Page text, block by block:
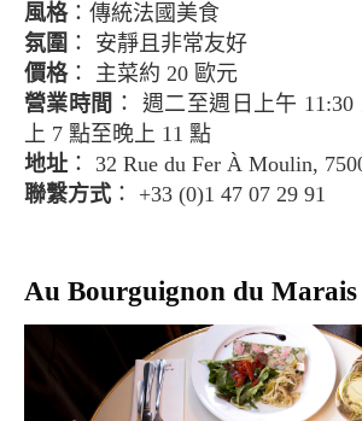
風格：傳統法國美食
氛圍 ： 安靜且非常友好
價格： 主菜約 20 歐元
營業時間 ： 週二至週日上午
上 7 點至晚上 11 點
地址 ： 32 Rue du Fer À Moulin,
聯繫方式 ： +33 (0)1 47 07 29 91
Au Bourguignon du Marais